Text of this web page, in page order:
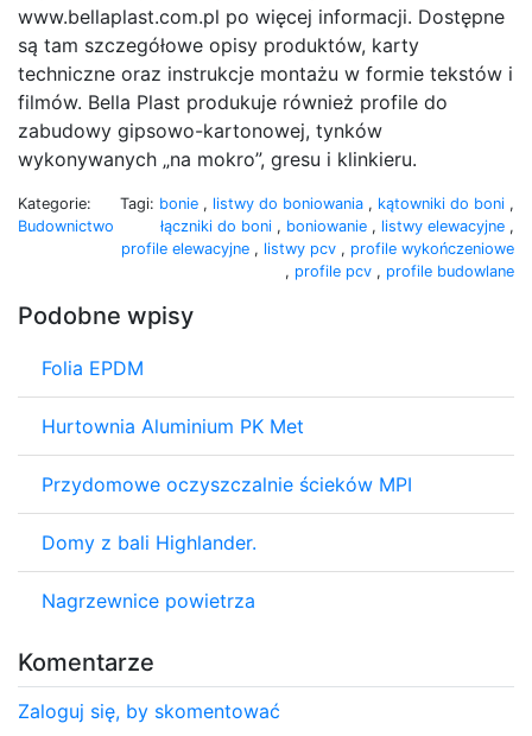
www.bellaplast.com.pl po więcej informacji. Dostępne
są tam szczegółowe opisy produktów, karty
techniczne oraz instrukcje montażu w formie tekstów i
filmów. Bella Plast produkuje również profile do
zabudowy gipsowo-kartonowej, tynków
wykonywanych „na mokro”, gresu i klinkieru.
Kategorie:
Budownictwo
Tagi: bonie , listwy do boniowania , kątowniki do boni ,
łączniki do boni , boniowanie , listwy elewacyjne ,
profile elewacyjne , listwy pcv , profile wykończeniowe
, profile pcv , profile budowlane
Podobne wpisy
Folia EPDM
Hurtownia Aluminium PK Met
Przydomowe oczyszczalnie ścieków MPI
Domy z bali Highlander.
Nagrzewnice powietrza
Komentarze
Zaloguj się, by skomentować